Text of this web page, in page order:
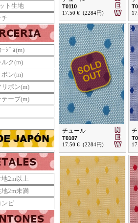
ト生地
チ
ｰｼﾞｮ(m)
ク(m)
ボン(m)
ボン(m)
ープ(m)
2m以上
2m未満
ンビ
T0110
17.50 € (2284円)
チュール
T0107
17.50 € (2284円)